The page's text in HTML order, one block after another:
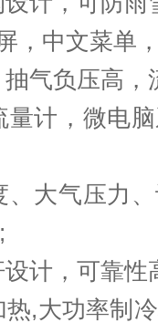
，中文菜单
气负压高，
计，微电
大气压力
计，可靠性
,大功率制